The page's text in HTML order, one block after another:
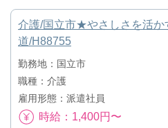
介護/国立市★やさしさを活か
道/H88755
勤務地：国立市
職種：介護
雇用形態：派遣社員
時給：1,400円〜